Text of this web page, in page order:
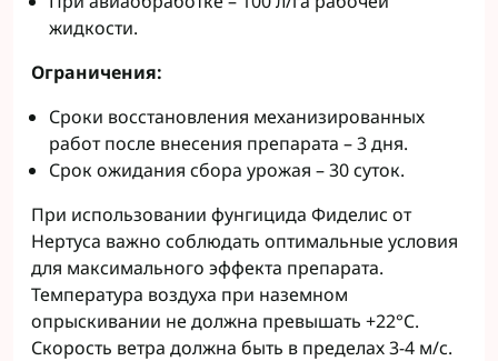
жидкости.
Ограничения:
Сроки восстановления механизированных
работ после внесения препарата – 3 дня.
Срок ожидания сбора урожая – 30 суток.
При использовании фунгицида Фиделис от
Нертуса важно соблюдать оптимальные условия
для максимального эффекта препарата.
Температура воздуха при наземном
опрыскивании не должна превышать +22°C.
Скорость ветра должна быть в пределах 3-4 м/с.